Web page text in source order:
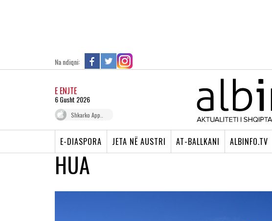
Na ndiqni:
E ENJTE
6 Gusht 2026
Shkarko App..
E-DIASPORA JETA NË AUSTRI AT-BALLKANI ALBINFO.TV
HUA
QEVERIA